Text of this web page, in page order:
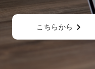
こちらから